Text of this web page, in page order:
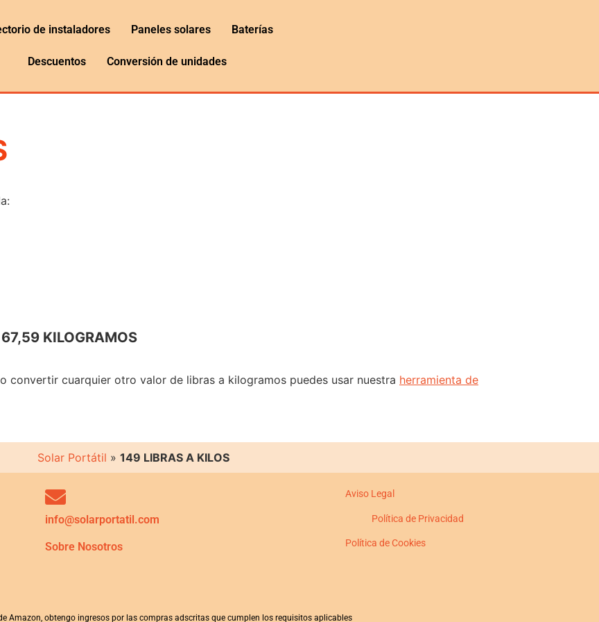
de instaladores Paneles solares Baterías
Descuentos Conversión de unidades
KILOGRAMOS
convertir cuarquier otro valor de libras a kilogramos puedes usar nuestra herramienta de
Solar Portátil » 149 LIBRAS A KILOS
info@solarportatil.com
Sobre Nosotros
Aviso Legal
Política de Privacidad
Política de Cookies
Amazon, obtengo ingresos por las compras adscritas que cumplen los requisitos aplicables